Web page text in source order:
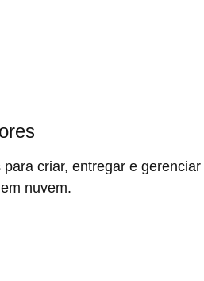
criar, entregar e gerenciar
nuvem.